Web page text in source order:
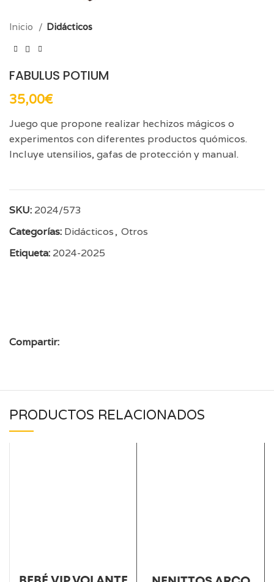
Inicio Didácticos
FABULUS POTIUM
35,00€
Juego que propone realizar hechizos mágicos o
experimentos con diferentes productos quómicos.
Incluye utensilios, gafas de protección y manual.
SKU: 2024/573
Categorías: Didácticos, Otros
Etiqueta: 2024-2025
Compartir:
PRODUCTOS RELACIONADOS